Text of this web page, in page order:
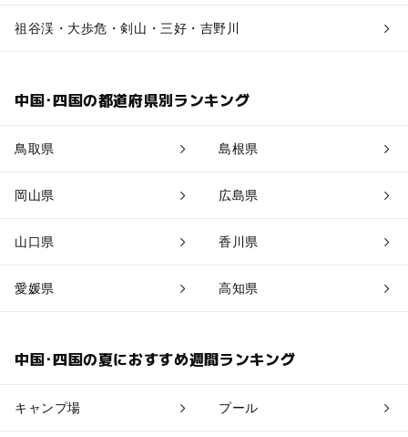
祖谷渓・大歩危・剣山・三好・吉野川
中国･四国の都道府県別ランキング
鳥取県 島根県
岡山県 広島県
山口県 香川県
愛媛県 高知県
中国･四国の夏におすすめ週間ランキング
キャンプ場 プール